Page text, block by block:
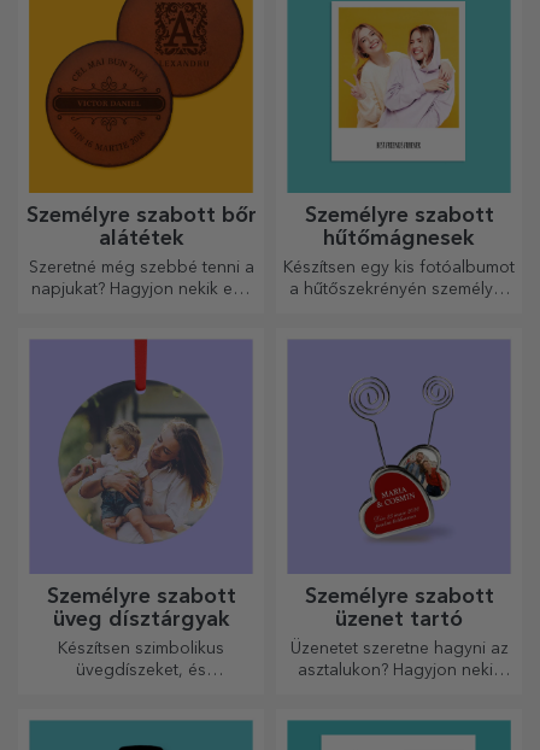
Személyre szabott bőr
alátétek
Szeretné még szebbé tenni a
napjukat? Hagyjon nekik egy
Személyre szabott
hűtőmágnesek
Készítsen egy kis fotóalbumot
a hűtőszekrényén személyre
Személyre szabott
üveg dísztárgyak
Készítsen szimbolikus
üvegdíszeket, és
Személyre szabott
üzenet tartó
Üzenetet szeretne hagyni az
asztalukon? Hagyjon nekik
tartóval.